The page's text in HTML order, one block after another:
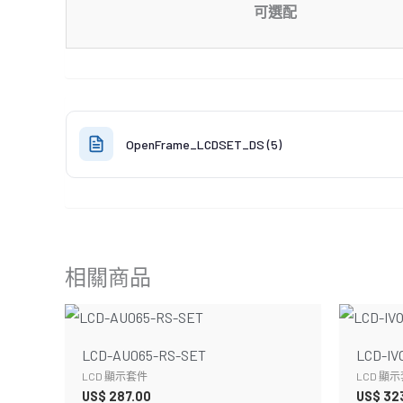
可選配
OpenFrame_LCDSET_DS (5)
相關商品
LCD-AU065-RS-SET
LCD 顯示套件
US$ 287.00
LCD-
LCD 顯
US$